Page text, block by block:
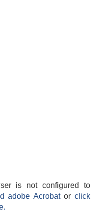
is not configured to
adobe Acrobatorclick